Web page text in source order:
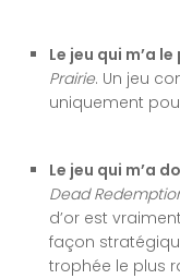
Le jeu qui m’a
Prairie. Un jeu
uniquement
Le jeu qui m’a
Dead
d’or est
façon
trophée le plus